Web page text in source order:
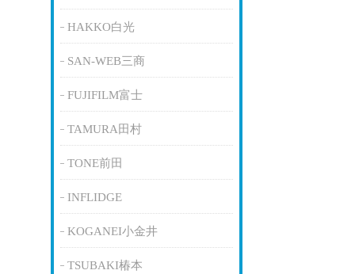
HAKKO白光
SAN-WEB三商
FUJIFILM富士
TAMURA田村
TONE前田
INFLIDGE
KOGANEI小金井
TSUBAKI椿本